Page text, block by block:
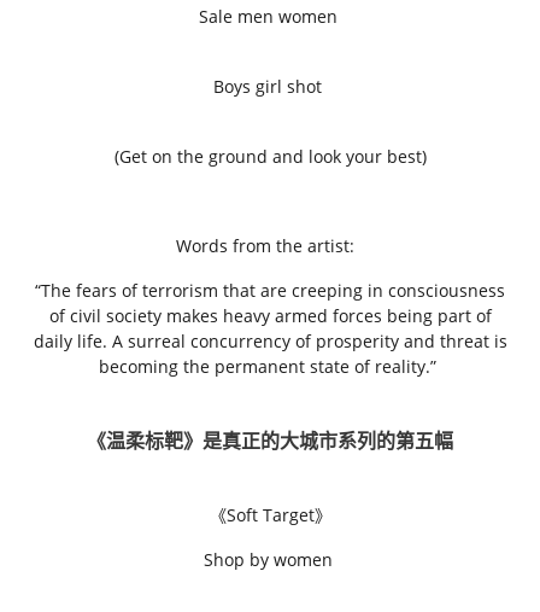
Sale men women
Boys girl shot
(Get on the ground and look your best)
Words from the artist:
“The fears of terrorism that are creeping in consciousness
of civil society makes heavy armed forces being part of
daily life. A surreal concurrency of prosperity and threat is
becoming the permanent state of reality.”
《温柔标靶》 是真正的大城市系列的第五幅
《Soft Target》
Shop by women